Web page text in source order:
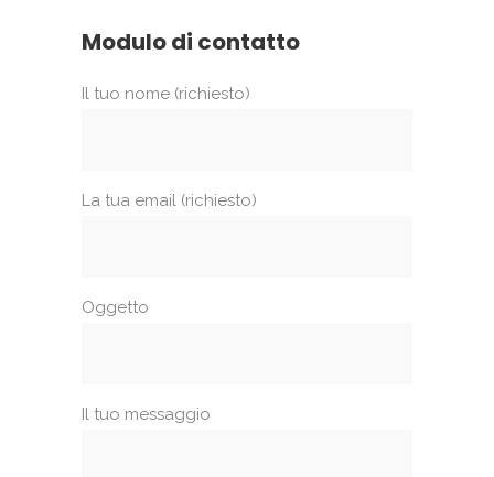
Modulo di contatto
Il tuo nome (richiesto)
La tua email (richiesto)
Oggetto
Il tuo messaggio